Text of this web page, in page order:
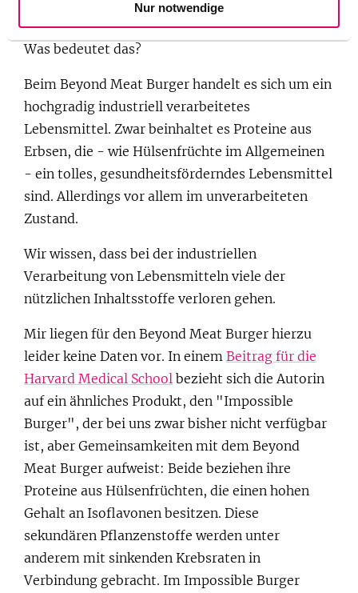
Nur notwendige
besten unverarbeitet!"
Was bedeutet das?
Beim Beyond Meat Burger handelt es sich um ein
hochgradig industriell verarbeitetes
Lebensmittel. Zwar beinhaltet es Proteine aus
Erbsen, die - wie Hülsenfrüchte im Allgemeinen
- ein tolles, gesundheitsförderndes Lebensmittel
sind. Allerdings vor allem im unverarbeiteten
Zustand.
Wir wissen, dass bei der industriellen
Verarbeitung von Lebensmitteln viele der
nützlichen Inhaltsstoffe verloren gehen.
Mir liegen für den Beyond Meat Burger hierzu
leider keine Daten vor. In einem Beitrag für die
Harvard Medical School bezieht sich die Autorin
auf ein ähnliches Produkt, den "Impossible
Burger", der bei uns zwar bisher nicht verfügbar
ist, aber Gemeinsamkeiten mit dem Beyond
Meat Burger aufweist: Beide beziehen ihre
Proteine aus Hülsenfrüchten, die einen hohen
Gehalt an Isoflavonen besitzen. Diese
sekundären Pflanzenstoffe werden unter
anderem mit sinkenden Krebsraten in
Verbindung gebracht. Im Impossible Burger